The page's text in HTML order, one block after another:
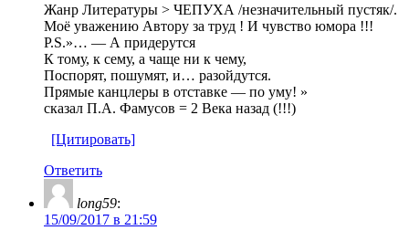
Жанр Литературы > ЧЕПУХА /незначительный пустяк/.
Моё уважению Автору за труд ! И чувство юмора !!!
P.S.»… — А придерутся
К тому, к сему, а чаще ни к чему,
Поспорят, пошумят, и… разойдутся.
Прямые канцлеры в отставке — по уму! »
cказал П.А. Фамусов = 2 Века назад (!!!)
[Цитировать]
Ответить
long59:
15/09/2017 в 21:59